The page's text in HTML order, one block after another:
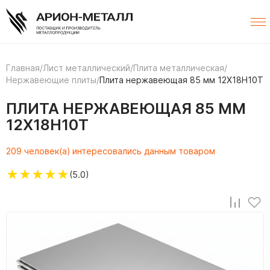
Главная/Лист металлический/Плита металлическая/
Нержавеющие плиты/Плита нержавеющая 85 мм 12Х18Н10Т
ПЛИТА НЕРЖАВЕЮЩАЯ 85 ММ
12Х18Н10Т
209 человек(а) интересовались данным товаром
★★★★★(5.0)